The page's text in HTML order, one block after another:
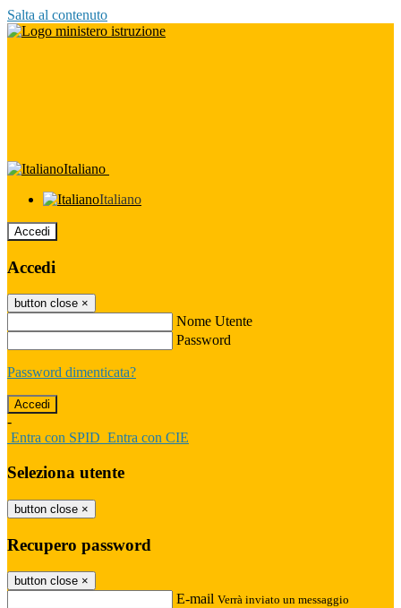
Salta al contenuto
Italiano
Italiano
Accedi
Accedi
button close ×
Nome Utente
Password
Password dimenticata?
-
Entra con SPID Entra con CIE
Seleziona utente
button close ×
Recupero password
button close ×
E-mail Verrà inviato un messaggio